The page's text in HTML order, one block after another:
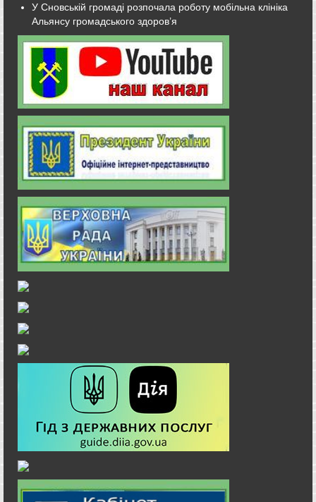
У Сновській громаді розпочала роботу мобільна клініка
Альянсу громадського здоров’я